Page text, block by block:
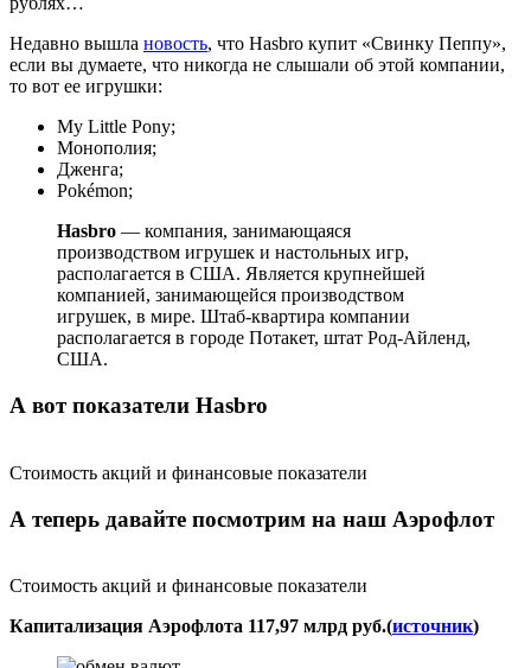
Недавно вышла новость, что Hasbro купит «Свинку Пеппу»,
если вы думаете, что никогда не слышали об этой компании,
то вот ее игрушки:
My Little Pony;
Монополия;
Дженга;
Pokémon;
Hasbro — компания, занимающаяся
производством игрушек и настольных игр,
располагается в США. Является крупнейшей
компанией, занимающейся производством
игрушек, в мире. Штаб-квартира компании
располагается в городе Потакет, штат Род-Айленд,
США.
А вот показатели Hasbro
Стоимость акций и финансовые показатели
А теперь давайте посмотрим на наш Аэрофлот
Стоимость акций и финансовые показатели
Капитализация Аэрофлота 117,97 млрд руб.(источник)